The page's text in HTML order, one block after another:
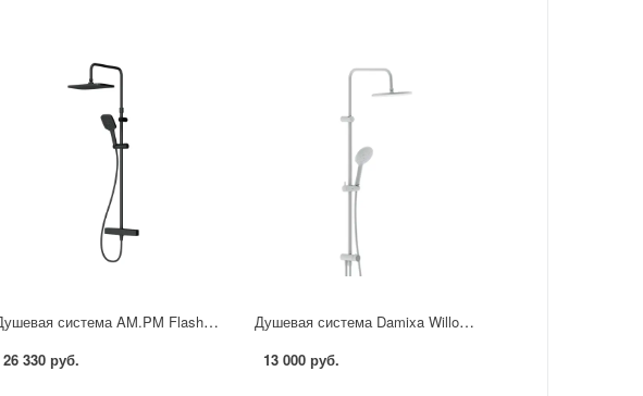
Душевая система AM.PM Flash F079SQ422 с термостатом 3 режима цвет черный матовый
26 330 руб.
Душевая система Damixa Willow 921000200LM цвет белый
13 000 руб.